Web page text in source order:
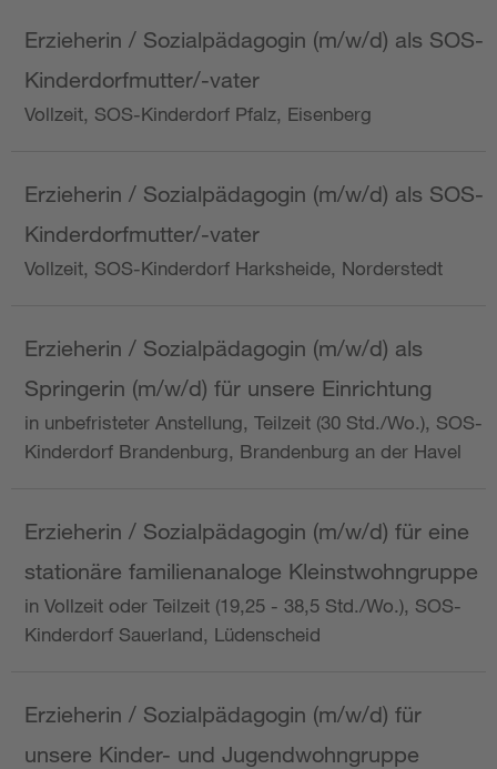
Erzieherin / Sozialpädagogin (m/w/d) als SOS-
Kinderdorfmutter/-vater
Vollzeit, SOS-Kinderdorf Pfalz, Eisenberg
Erzieherin / Sozialpädagogin (m/w/d) als SOS-
Kinderdorfmutter/-vater
Vollzeit, SOS-Kinderdorf Harksheide, Norderstedt
Erzieherin / Sozialpädagogin (m/w/d) als
Springerin (m/w/d) für unsere Einrichtung
in unbefristeter Anstellung, Teilzeit (30 Std./Wo.), SOS-
Kinderdorf Brandenburg, Brandenburg an der Havel
Erzieherin / Sozialpädagogin (m/w/d) für eine
stationäre familienanaloge Kleinstwohngruppe
in Vollzeit oder Teilzeit (19,25 - 38,5 Std./Wo.), SOS-
Kinderdorf Sauerland, Lüdenscheid
Erzieherin / Sozialpädagogin (m/w/d) für
unsere Kinder- und Jugendwohngruppe